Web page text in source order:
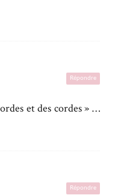
Répondre
et des cordes » …
Répondre